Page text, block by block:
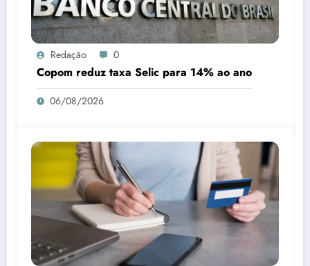
Redação 0
Copom reduz taxa Selic para 14% ao ano
06/08/2026